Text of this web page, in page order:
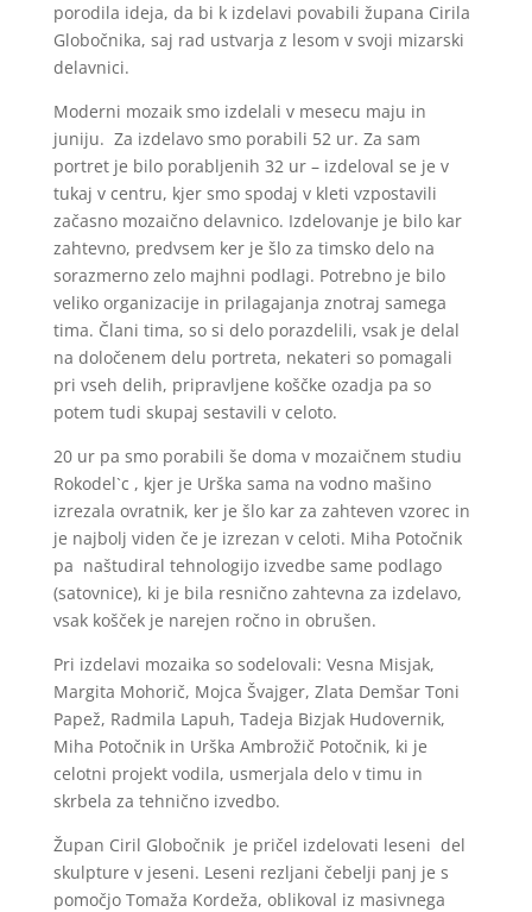
porodila ideja, da bi k izdelavi povabili župana Cirila
Globočnika, saj rad ustvarja z lesom v svoji mizarski
delavnici.
Moderni mozaik smo izdelali v mesecu maju in
juniju. Za izdelavo smo porabili 52 ur. Za sam
portret je bilo porabljenih 32 ur – izdeloval se je v
tukaj v centru, kjer smo spodaj v kleti vzpostavili
začasno mozaično delavnico. Izdelovanje je bilo kar
zahtevno, predvsem ker je šlo za timsko delo na
sorazmerno zelo majhni podlagi. Potrebno je bilo
veliko organizacije in prilagajanja znotraj samega
tima. Člani tima, so si delo porazdelili, vsak je delal
na določenem delu portreta, nekateri so pomagali
pri vseh delih, pripravljene koščke ozadja pa so
potem tudi skupaj sestavili v celoto.
20 ur pa smo porabili še doma v mozaičnem studiu
Rokodel`c , kjer je Urška sama na vodno mašino
izrezala ovratnik, ker je šlo kar za zahteven vzorec in
je najbolj viden če je izrezan v celoti. Miha Potočnik
pa naštudiral tehnologijo izvedbe same podlago
(satovnice), ki je bila resnično zahtevna za izdelavo,
vsak košček je narejen ročno in obrušen.
Pri izdelavi mozaika so sodelovali: Vesna Misjak,
Margita Mohorič, Mojca Švajger, Zlata Demšar Toni
Papež, Radmila Lapuh, Tadeja Bizjak Hudovernik,
Miha Potočnik in Urška Ambrožič Potočnik, ki je
celotni projekt vodila, usmerjala delo v timu in
skrbela za tehnično izvedbo.
Župan Ciril Globočnik je pričel izdelovati leseni del
skulpture v jeseni. Leseni rezljani čebelji panj je s
pomočjo Tomaža Kordeža, oblikoval iz masivnega